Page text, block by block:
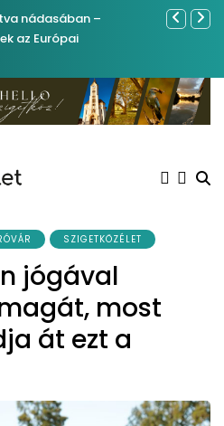
nádasában –
az Európai
Év
SZIGETKÖZÉLET
jógával
most
át ezt a